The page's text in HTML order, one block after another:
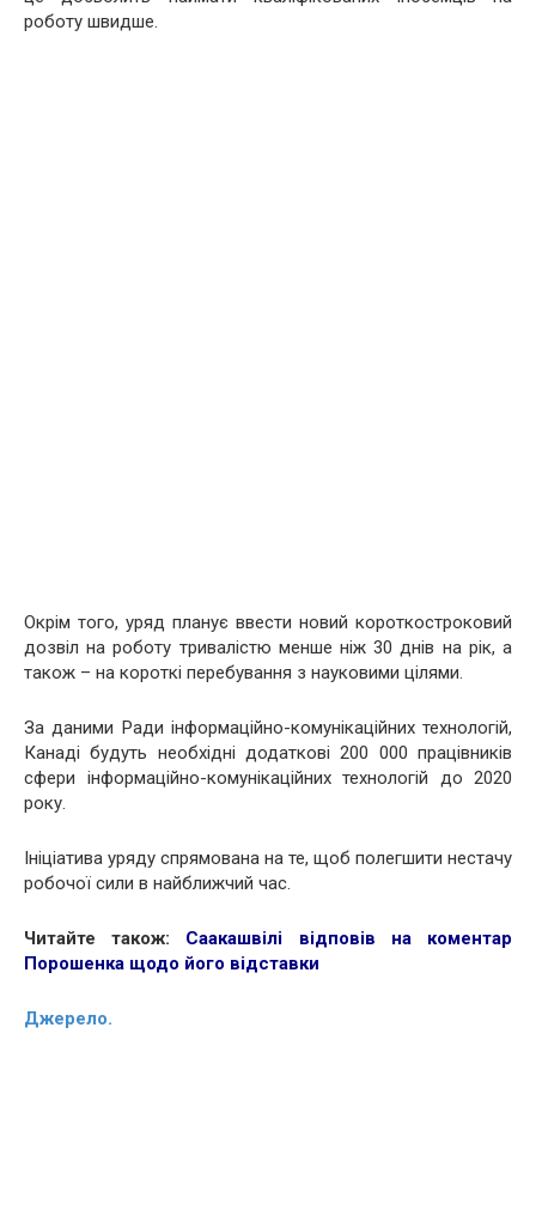
роботу швидше.
Окрім того, уряд планує ввести новий короткостроковий
дозвіл на роботу тривалістю менше ніж 30 днів на рік, а
також – на короткі перебування з науковими цілями.
За даними Ради інформаційно-комунікаційних технологій,
Канаді будуть необхідні додаткові 200 000 працівників
сфери інформаційно-комунікаційних технологій до 2020
року.
Ініціатива уряду спрямована на те, щоб полегшити нестачу
робочої сили в найближчий час.
Читайте також: Саакашвілі відповів на коментар
Порошенка щодо його відставки
Джерело.